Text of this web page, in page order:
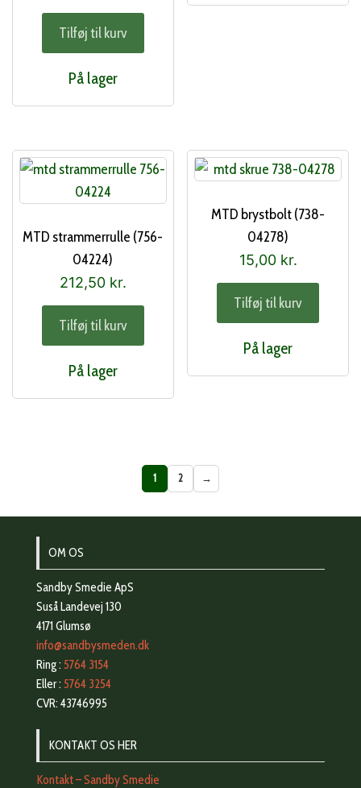
Tilføj til kurv
På lager
MTD strammerrulle (756-
04224)
212,50 kr.
Tilføj til kurv
På lager
MTD brystbolt (738-
04278)
15,00 kr.
Tilføj til kurv
På lager
1 2 →
OM OS
Sandby Smedie ApS
Suså Landevej 130
4171 Glumsø
info@sandbysmeden.dk
Ring : 5764 3154
Eller : 5764 3254
CVR: 43746995
KONTAKT OS HER
Kontakt – Sandby Smedie